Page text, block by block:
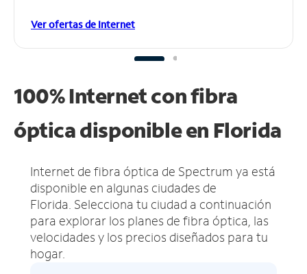
Ver ofertas de Internet
100% Internet con fibra
óptica disponible en Florida
Internet de fibra óptica de Spectrum ya está
disponible en algunas ciudades de
Florida. Selecciona tu ciudad a continuación
para explorar los planes de fibra óptica, las
velocidades y los precios diseñados para tu
hogar.